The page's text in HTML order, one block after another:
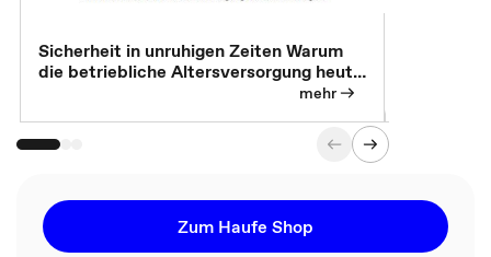
Sicherheit in unruhigen Zeiten Warum
die betriebliche Altersversorgung heute
mehr
Zum Haufe Shop